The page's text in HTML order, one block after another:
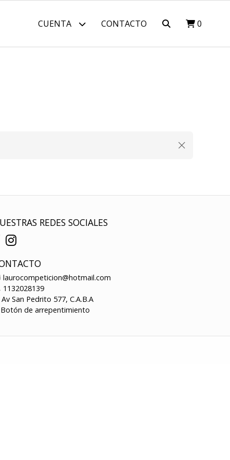
CUENTA CONTACTO 0
REDES SOCIALES
laurocompeticion@hotmail.com
1132028139
Av San Pedrito 577, C.A.B.A
de arrepentimiento